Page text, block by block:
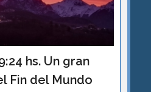
hs. Un gran
Fin del Mundo